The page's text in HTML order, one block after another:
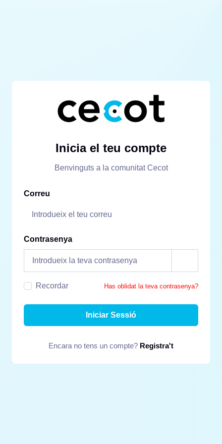
Inicia el teu compte
Benvinguts a la comunitat Cecot
Correu
Contrasenya
Recordar Has oblidat la teva contrasenya?
Iniciar Sessió
Encara no tens un compte? Registra't